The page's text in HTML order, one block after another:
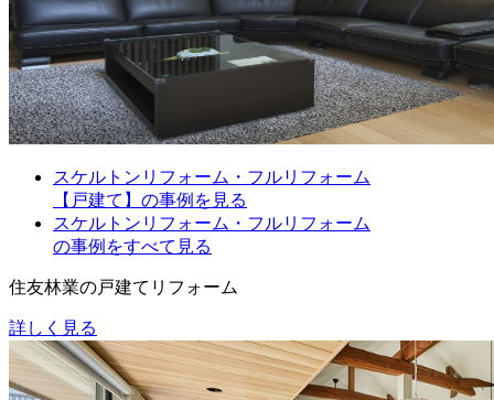
スケルトンリフォーム・フルリフォーム
【戸建て】の事例を見る
スケルトンリフォーム・フルリフォーム
の事例をすべて見る
住友林業の戸建てリフォーム
詳しく見る